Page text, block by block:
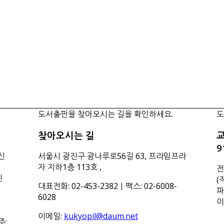
도서출판을 찾아오시는 길을 확인하세요.
찾아오시는 길
서울시 광진구 광나루로56길 63, 프라임프라
자 지하1층 113호 ,
대표전화: 02-453-2382ㅣ팩스: 02-6008-
6028
이메일: kukyopil@daum.net
(